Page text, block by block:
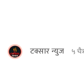
टक्सार न्युज ५